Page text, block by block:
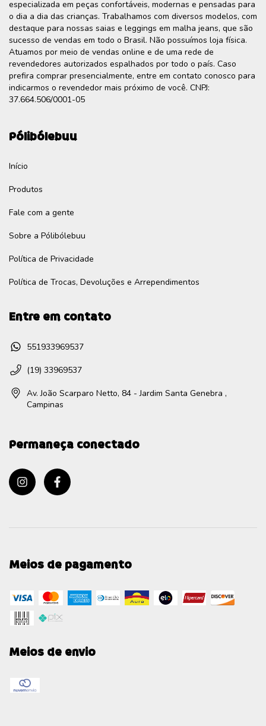
especializada em peças confortáveis, modernas e pensadas para
o dia a dia das crianças. Trabalhamos com diversos modelos, com
destaque para nossas saias e leggings em malha jeans, que são
sucesso de vendas em todo o Brasil. Não possuímos loja física.
Atuamos por meio de vendas online e de uma rede de
revendedores autorizados espalhados por todo o país. Caso
prefira comprar presencialmente, entre em contato conosco para
indicarmos o revendedor mais próximo de você. CNPJ:
37.664.506/0001-05
Pólibólebuu
Início
Produtos
Fale com a gente
Sobre a Pólibólebuu
Política de Privacidade
Política de Trocas, Devoluções e Arrependimentos
Entre em contato
551933969537
(19) 33969537
Av. João Scarparo Netto, 84 - Jardim Santa Genebra ,
Campinas
Permaneça conectado
Meios de pagamento
Meios de envio